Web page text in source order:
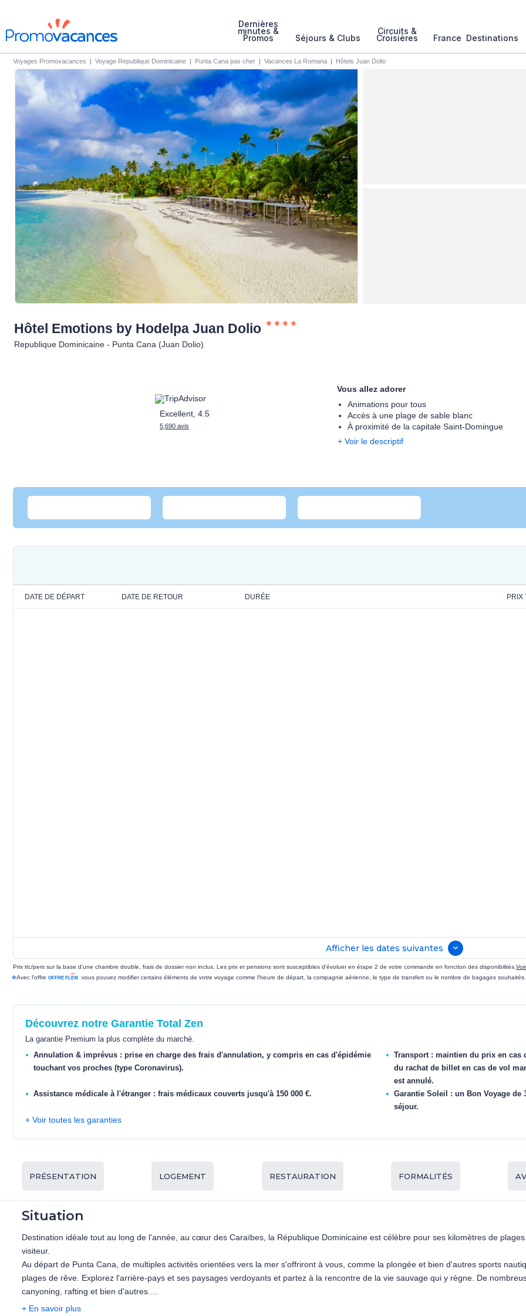
Dernières
minutes &
Promos Séjours & Clubs
Circuits &
Croisières France Destinations
Voyages Promovacances | Voyage Republique Dominicaine | Punta Cana pas cher | Vacances La Romana | Hôtels Juan Dolio
Hôtel Emotions by Hodelpa Juan Dolio
Republique Dominicaine - Punta Cana (Juan Dolio)
Excellent, 4.5
5,690 avis
Vous allez adorer
Animations pour tous
Accès à une plage de sable blanc
À proximité de la capitale Saint-Domingue
+ Voir le descriptif
DATE DE DÉPART DATE DE RETOUR DURÉE
Afficher les dates suivantes
Prix ttc/pers sur la base d'une chambre double, frais de dossier non inclus. Les prix et pensions sont susceptibles d'évoluer en étape 2 de votre commande en fonction des disponibilités.
*Avec l'offre vous pouvez modifier certains éléments de votre voyage comme l'heure de départ, la compagnie aérienne, le type de transfert ou le nombre de bagages souhaités.
Découvrez notre Garantie Total Zen
La garantie Premium la plus complète du marché.
Annulation & imprévus : prise en charge des frais d'annulation, y compris en cas d'épidémie
touchant vos proches (type Coronavirus).
Transport : maintien du prix en cas
du rachat de billet en cas de vol
est annulé.
Assistance médicale à l'étranger : frais médicaux couverts jusqu'à 150 000 €.
Garantie Soleil : un Bon Voyage de
séjour.
+ Voir toutes les garanties
PRÉSENTATION LOGEMENT RESTAURATION FORMALITÉS
Situation
Destination idéale tout au long de l'année, au cœur des Caraïbes, la République Dominicaine est célèbre pour ses kilomètres de
visiteur.
Au départ de Punta Cana, de multiples activités orientées vers la mer s'offriront à vous, comme la plongée et bien d'autres sports
plages de rêve. Explorez l'arrière-pays et ses paysages verdoyants et partez à la rencontre de la vie sauvage qui y règne. De
canyoning, rafting et bien d'autres.
+ En savoir plus